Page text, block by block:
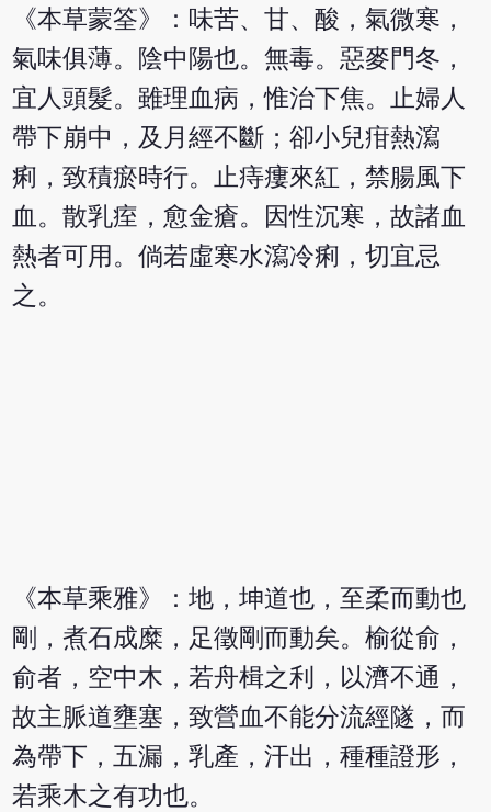
《本草蒙筌》：味苦、甘、酸，氣微寒，
氣味俱薄。陰中陽也。無毒。惡麥門冬，
宜人頭髮。雖理血病，惟治下焦。止婦人
帶下崩中，及月經不斷；卻小兒疳熱瀉
痢，致積瘀時行。止痔瘻來紅，禁腸風下
血。散乳痓，愈金瘡。因性沉寒，故諸血
熱者可用。倘若虛寒水瀉冷痢，切宜忌
之。
《本草乘雅》：地，坤道也，至柔而動也
剛，煮石成糜，足徵剛而動矣。榆從俞，
俞者，空中木，若舟楫之利，以濟不通，
故主脈道壅塞，致營血不能分流經隧，而
為帶下，五漏，乳產，汗出，種種證形，
若乘木之有功也。